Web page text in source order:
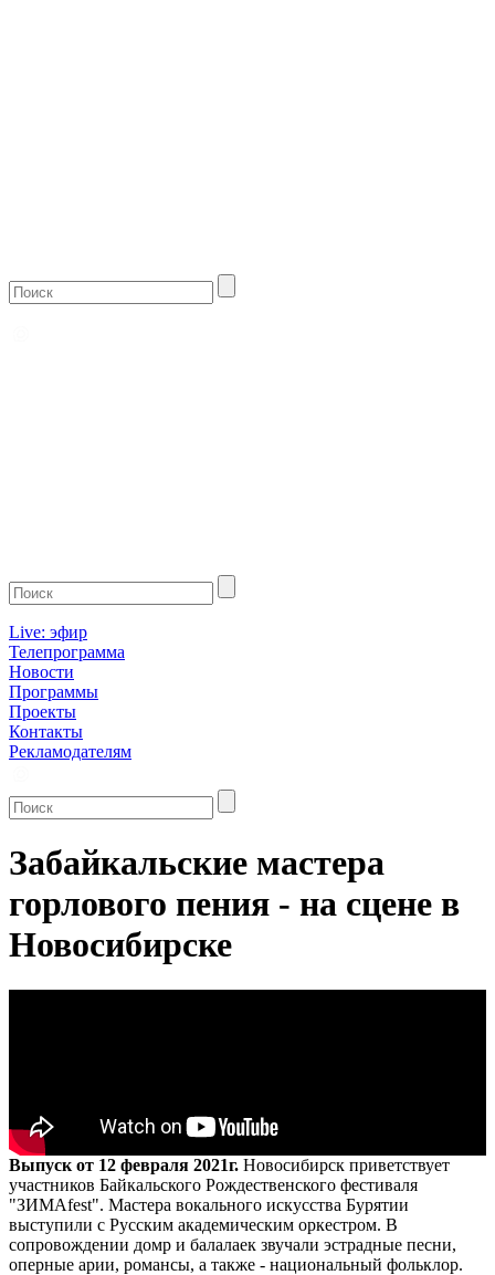
Live: эфир
Телепрограмма
Новости
Программы
Проекты
Контакты
Рекламодателям
Забайкальские мастера
горлового пения - на сцене в
Новосибирске
Выпуск от 12 февраля 2021г. Новосибирск приветствует
участников Байкальского Рождественского фестиваля
"ЗИМАfest". Мастера вокального искусства Бурятии
выступили с Русским академическим оркестром. В
сопровождении домр и балалаек звучали эстрадные песни,
оперные арии, романсы, а также - национальный фольклор.